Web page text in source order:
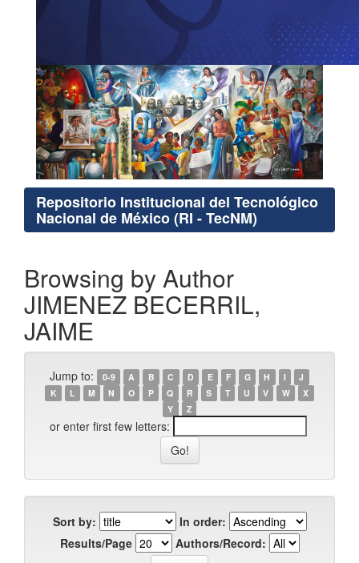
Repositorio Institucional del Tecnológico
Nacional de México (RI - TecNM)
Browsing by Author
JIMENEZ BECERRIL,
JAIME
Jump to: 0-9 A B C D E F G H I
J
K
L M N O P Q R S T U V W
X
Y
Z
or enter first few letters:
Sort by:
In order:
Results/Page
Authors/Record: